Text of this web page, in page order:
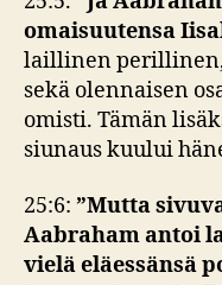
omaisuutensa
laillinen perillinen,
sekä olennaisen
omisti. Tämän
siunaus kuului
25:6: ”Mutta
Aabraham antoi
vielä eläessänsä